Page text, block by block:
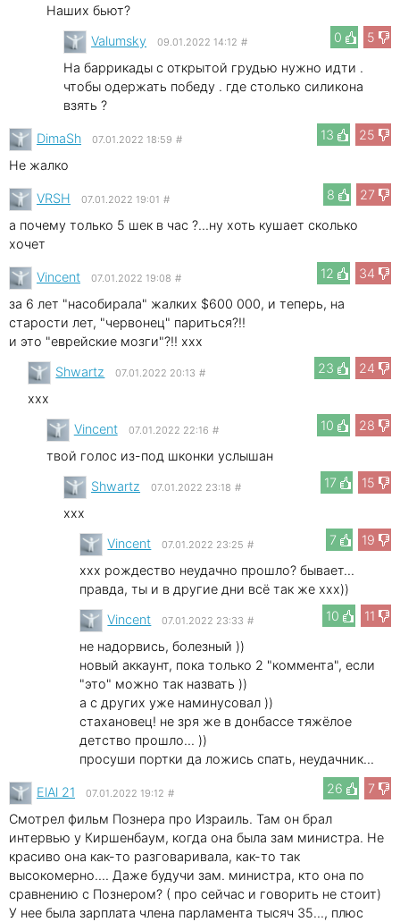
Наших бьют?
0
5
Valumsky 09.01.2022 14:12 #
На баррикады с открытой грудью нужно идти .
чтобы одержать победу . где столько силикона
взять ?
13
25
DimaSh 07.01.2022 18:59 #
Не жалко
8
27
VRSH 07.01.2022 19:01 #
а почему только 5 шек в час ?...ну хоть кушает сколько
хочет
12
34
Vincent 07.01.2022 19:08 #
за 6 лет "насобирала" жалких $600 000, и теперь, на
старости лет, "червонец" париться?!!
и это "еврейские мозги"?!! xxx
23
24
Shwartz 07.01.2022 20:13 #
xxx
10
28
Vincent 07.01.2022 22:16 #
твой голос из-под шконки услышан
17
15
Shwartz 07.01.2022 23:18 #
xxx
7
19
Vincent 07.01.2022 23:25 #
xxx рождество неудачно прошло? бывает...
правда, ты и в другие дни всё так же xxx))
10
11
Vincent 07.01.2022 23:33 #
не надорвись, болезный ))
новый аккаунт, пока только 2 "коммента", если
"это" можно так назвать ))
а с других уже наминусовал ))
стахановец! не зря же в донбассе тяжёлое
детство прошло... ))
просуши портки да ложись спать, неудачник...
26
7
ElAl 21 07.01.2022 19:12 #
Смотрел фильм Познера про Израиль. Там он брал
интервью у Киршенбаум, когда она была зам министра. Не
красиво она как-то разговаривала, как-то так
высокомерно.... Даже будучи зам. министра, кто она по
сравнению с Познером? ( про сейчас и говорить не стоит)
У нее была зарплата члена парламента тысяч 35..., плюс